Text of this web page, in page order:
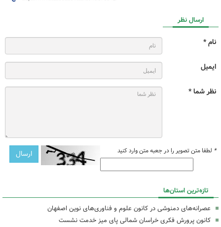
ارسال نظر
نام *
ایمیل
نظر شما *
* لطفا متن تصویر را در جعبه متن وارد کنید
تازه‌ترین استان‌ها
عصرانه‌های دمنوشی در کانون علوم و فناوری‌های نوین اصفهان
کانون پرورش فکری خراسان شمالی پای میز خدمت نشست